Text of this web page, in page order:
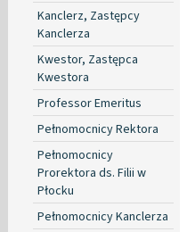
Kanclerz, Zastępcy
Kanclerza
Kwestor, Zastępca
Kwestora
Professor Emeritus
Pełnomocnicy Rektora
Pełnomocnicy
Prorektora ds. Filii w
Płocku
Pełnomocnicy Kanclerza